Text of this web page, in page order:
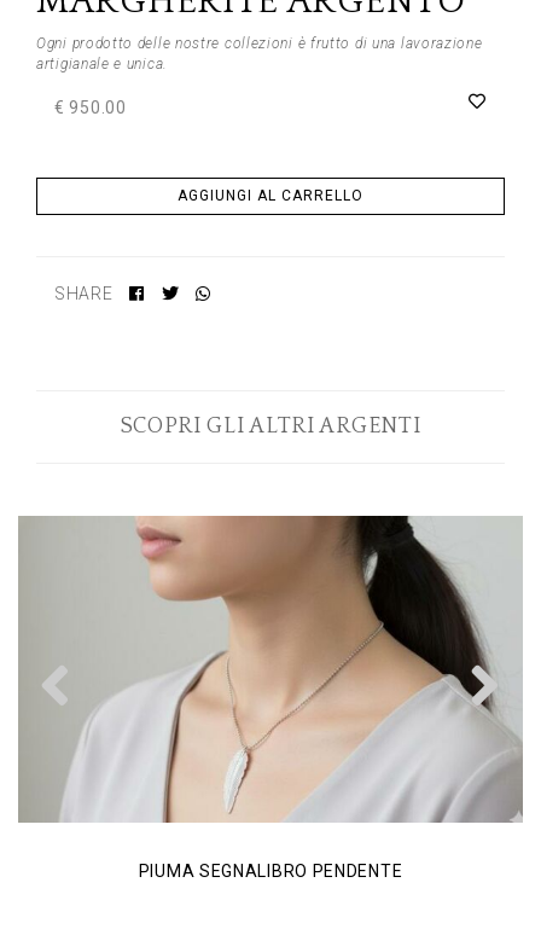
Ogni prodotto delle nostre collezioni è frutto di una lavorazione
artigianale e unica.
€ 950.00
AGGIUNGI AL CARRELLO
SHARE
SCOPRI GLI ALTRI ARGENTI
PIUMA SEGNALIBRO PENDENTE
Previous